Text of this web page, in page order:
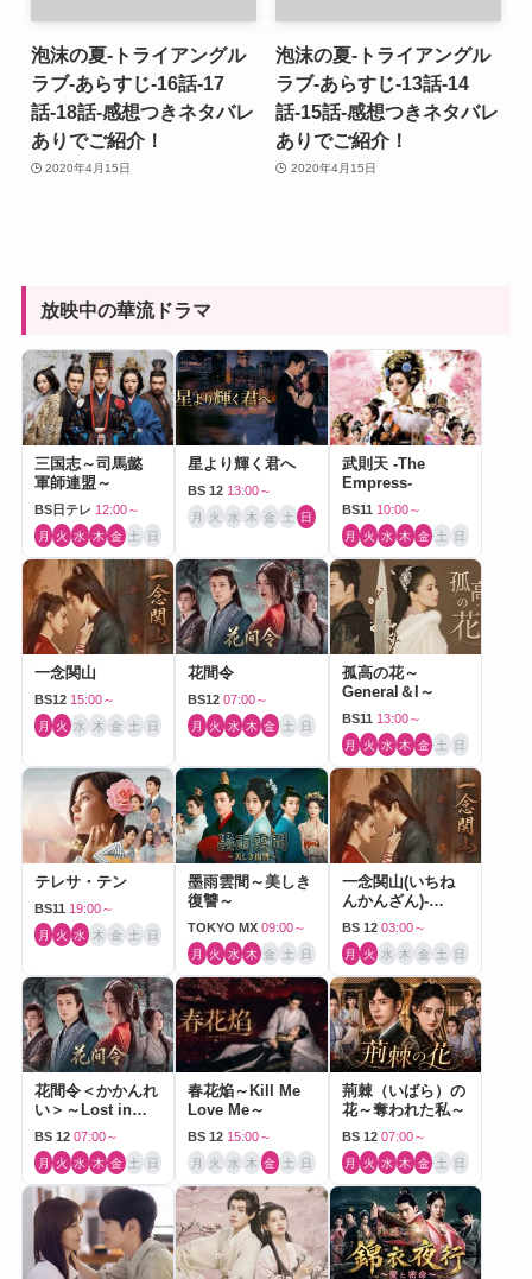
泡沫の夏-トライアングル
ラブ-あらすじ-16話-17
話-18話-感想つきネタバレ
ありでご紹介！
2020年4月15日
泡沫の夏-トライアングル
ラブ-あらすじ-13話-14
話-15話-感想つきネタバレ
ありでご紹介！
2020年4月15日
放映中の華流ドラマ
三国志～司馬懿
軍師連盟～
BS日テレ 12:00～
月 火 水 木 金 土 日
星より輝く君へ
BS 12 13:00～
月 火 水 木 金 土 日
武則天 -The
Empress-
BS11 10:00～
月 火 水 木 金 土 日
一念関山
BS12 15:00～
月 火 水 木 金 土 日
花間令
BS12 07:00～
月 火 水 木 金 土 日
孤高の花～
General＆I～
BS11 13:00～
月 火 水 木 金 土 日
テレサ・テン
BS11 19:00～
月 火 水 木 金 土 日
墨雨雲間～美しき
復讐～
TOKYO MX 09:00～
月 火 水 木 金 土 日
一念関山(いちね
んかんざん)-
Journey to Love-
BS 12 03:00～
月 火 水 木 金 土 日
花間令＜かかんれ
い＞～Lost in
Love～
BS 12 07:00～
月 火 水 木 金 土 日
春花焔～Kill Me
Love Me～
BS 12 15:00～
月 火 水 木 金 土 日
荊棘（いばら）の
花～奪われた私～
BS 12 07:00～
月 火 水 木 金 土 日